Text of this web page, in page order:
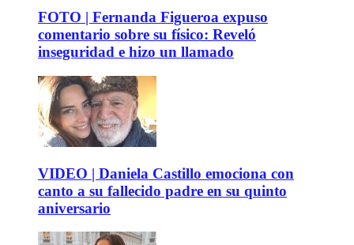
FOTO | Fernanda Figueroa expuso
comentario sobre su físico: Reveló
inseguridad e hizo un llamado
VIDEO | Daniela Castillo emociona con
canto a su fallecido padre en su quinto
aniversario